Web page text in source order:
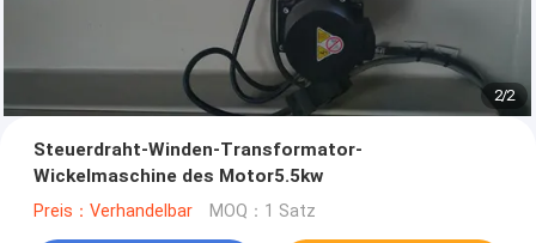
2/2
Steuerdraht-Winden-Transformator-
Wickelmaschine des Motor5.5kw
Preis：Verhandelbar MOQ：1 Satz